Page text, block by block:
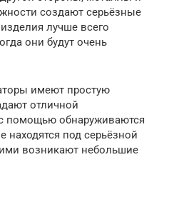
создают серьёзные
лучше всего
они будут очень
имеют простую
отличной
помощью обнаруживаются
находятся под серьёзной
возникают небольшие